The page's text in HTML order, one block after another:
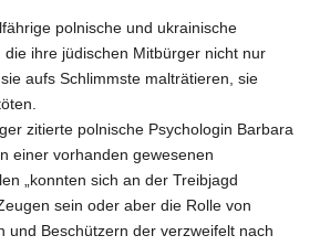
polnische und ukrainische
die ihre jüdischen Mitbürger nicht nur
aufs Schlimmste malträtieren, sie
zitierte polnische Psychologin Barbara
einer vorhanden gewesenen
„konnten sich an der Treibjagd
sein oder aber die Rolle von
und Beschützern der verzweifelt nach